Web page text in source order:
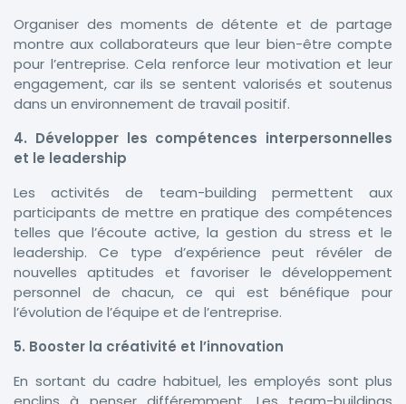
Organiser des moments de détente et de partage
montre aux collaborateurs que leur bien-être compte
pour l’entreprise. Cela renforce leur motivation et leur
engagement, car ils se sentent valorisés et soutenus
dans un environnement de travail positif.
4. Développer les compétences interpersonnelles
et le leadership
Les activités de team-building permettent aux
participants de mettre en pratique des compétences
telles que l’écoute active, la gestion du stress et le
leadership. Ce type d’expérience peut révéler de
nouvelles aptitudes et favoriser le développement
personnel de chacun, ce qui est bénéfique pour
l’évolution de l’équipe et de l’entreprise.
5. Booster la créativité et l’innovation
En sortant du cadre habituel, les employés sont plus